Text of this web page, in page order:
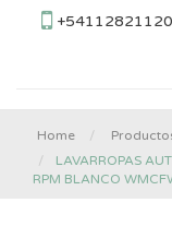
Home
LAVARROPAS
RPM BLANCO